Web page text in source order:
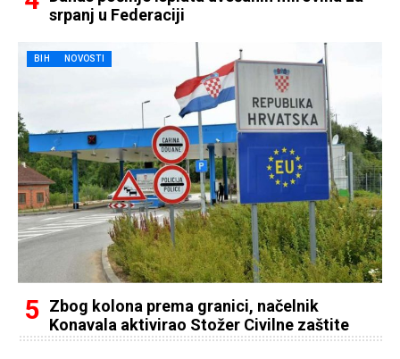
srpanj u Federaciji
BIH NOVOSTI
Zbog kolona prema granici, načelnik
Konavala aktivirao Stožer Civilne zaštite